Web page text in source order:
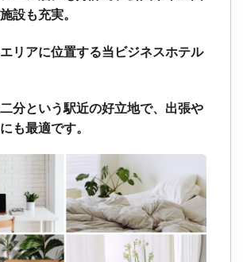
設も充実。
リアに位置する当ビジネスホテル
分という駅近の好立地で、出張や
も最適です。